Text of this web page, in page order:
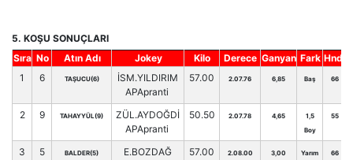
5. KOŞU SONUÇLARI
Sıra No Atın Adı Jokey Kilo Derece Ganyan Fark Hnd.
1
6 TAŞUCU(6)
İSM.YILDIRIM
APApranti
57.00 2.07.76 6,85 Baş 66
2 9 TAHAYYÜL(9)
ZÜL.AYDOĞDİ
APApranti
50.50 2.07.78 4,65
1,5
Boy
55
3 5 BALDER(5) E.BOZDAĞ 57.00 2.08.00 3,00
Yarım
66